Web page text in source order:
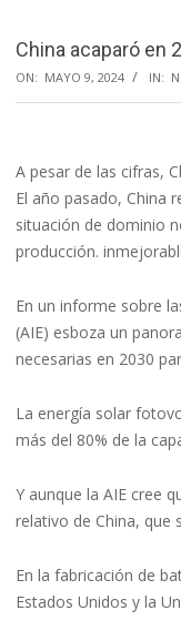
China acaparó en
ON: MAYO 9, 2024 IN:
A pesar de las cifras,
El año pasado, China
situación de dominio
producción.
En un informe sobre
(AIE) esboza un
necesarias en 2030
La energía solar
más del 80% de la
Y aunque la AIE cree
relativo de China, que
En la fabricación de
Estados Unidos y la